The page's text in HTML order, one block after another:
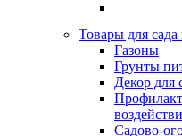
Товары для сада
Газоны
Грунты
Декор для
Садово-